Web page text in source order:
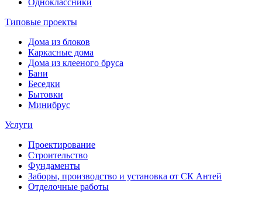
Одноклассники
Типовые проекты
Дома из блоков
Каркасные дома
Дома из клееного бруса
Бани
Беседки
Бытовки
Минибрус
Услуги
Проектирование
Строительство
Фундаменты
Заборы, производство и установка от СК Антей
Отделочные работы